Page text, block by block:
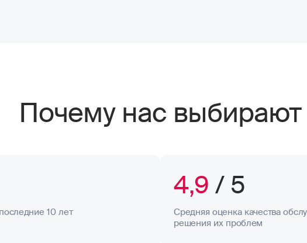
Почему нас выбирают
10 лет
4,9 / 5
Средняя оценка качества
решения их проблем